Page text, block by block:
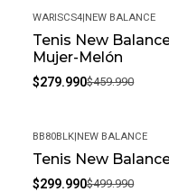
-39%
WARISCS4|NEW BALANCE
Tenis New
Mujer-Melón
$279.990$459.990
-40%
BB80BLK|NEW BALANCE
Tenis New
$299.990$499.990